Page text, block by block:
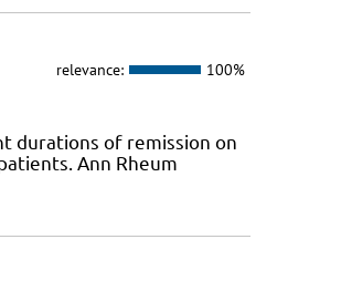
relevance: 100%
durations of remission on
Ann Rheum